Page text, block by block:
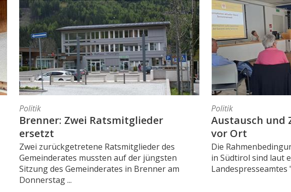
Politik
Brenner: Zwei Ratsmitglieder
ersetzt
Zwei zurückgetretene Ratsmitglieder des
Gemeinderates mussten auf der jüngsten
Sitzung des Gemeinderates in Brenner am
Donnerstag ...
Politik
Austausch und
vor Ort
Die
in Südtirol sind laut
Landespresseamtes